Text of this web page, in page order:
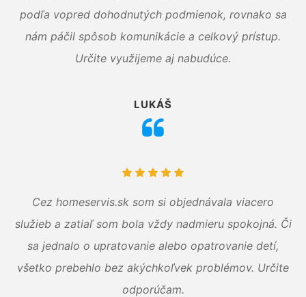
podľa vopred dohodnutých podmienok, rovnako sa
nám páčil spôsob komunikácie a celkový prístup.
Určite využijeme aj nabudúce.
LUKÁŠ
Cez homeservis.sk som si objednávala viacero
služieb a zatiaľ som bola vždy nadmieru spokojná. Či
sa jednalo o upratovanie alebo opatrovanie detí,
všetko prebehlo bez akýchkoľvek problémov. Určite
odporúčam.